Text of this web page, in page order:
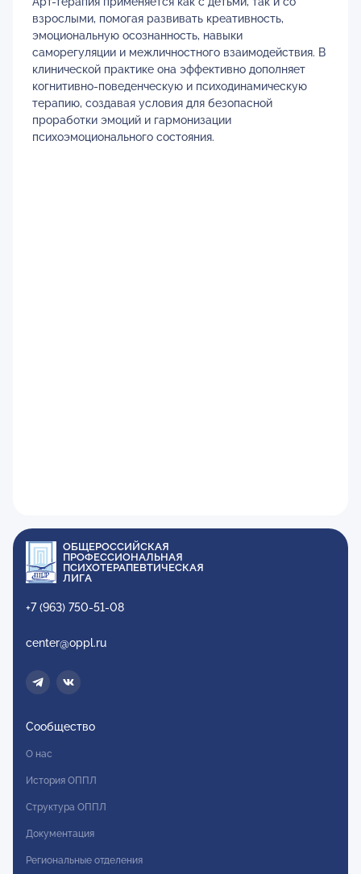
взрослыми, помогая развивать креативность,
эмоциональную осознанность, навыки
саморегуляции и межличностного взаимодействия. В
клинической практике она эффективно дополняет
когнитивно-поведенческую и психодинамическую
терапию, создавая условия для безопасной
проработки эмоций и гармонизации
психоэмоционального состояния.
ОБЩЕРОССИЙСКАЯ
ПРОФЕССИОНАЛЬНАЯ
ПСИХОТЕРАПЕВТИЧЕСКАЯ
ЛИГА
+7 (963) 750-51-08
center@oppl.ru
Сообщество
О нас
История ОППЛ
Структура ОППЛ
Документация
Региональные отделения